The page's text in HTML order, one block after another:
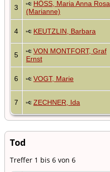
3
HÖSS, Maria Anna Rosa
(Marianne)
4 KEUTZLIN, Barbara
5
VON MONTFORT, Graf
Ernst
6 VOGT, Marie
7 ZECHNER, Ida
Tod
Treffer 1 bis 6 von 6